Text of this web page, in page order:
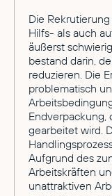
Die
Hilfs- als auch
äußerst
bestand darin,
reduzieren. Die
problematisch
Endverpackung,
gearbeitet wird.
Aufgrund des
Arbeitskräften
unattraktiven